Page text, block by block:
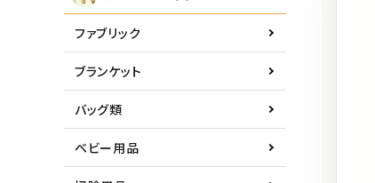
ファブリック
ブランケット
バッグ類
ベビー用品